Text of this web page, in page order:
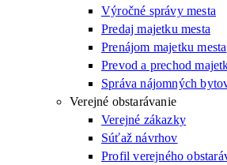
Výročné správy mesta
Predaj majetku mesta
Prenájom majetku mesta
Prevod a prechod
Správa nájomných
Verejné obstarávanie
Verejné zákazky
Súťaž návrhov
Profil verejného